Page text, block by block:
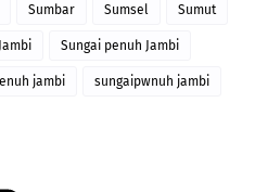
Sumbar Sumsel Sumut
Sungai penuh Jambi
jambi sungaipwnuh jambi